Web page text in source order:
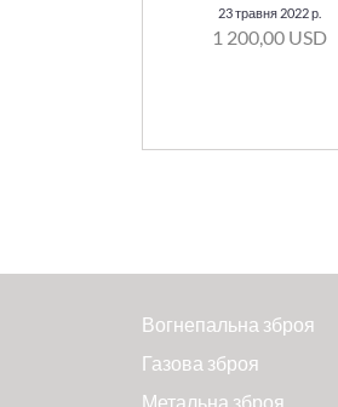
23 травня 2022 р.
1 200,00 USD
Вогнепальна зброя
Газова зброя
Метальна зброя